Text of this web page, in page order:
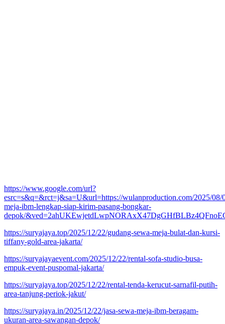
https://www.google.com/url?
esrc=s&q=&rct=j&sa=U&url=https://wulanproduction.com/2025/08/
meja-ibm-lengkap-siap-kirim-pasang-bongkar-
depok/
https://suryajaya.top/2025/12/22/gudang-sewa-meja-bulat-dan-kursi-
tiffany-gold-area-jakarta/
https://suryajayaevent.com/2025/12/22/rental-sofa-studio-busa-
empuk-event-puspomal-jakarta/
https://suryajaya.top/2025/12/22/rental-tenda-kerucut-sarnafil-putih-
area-tanjung-periok-jakut/
https://suryajaya.in/2025/12/22/jasa-sewa-meja-ibm-beragam-
ukuran-area-sawangan-depok/